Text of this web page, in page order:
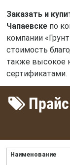
Заказать и
Чапаевскепо
компании
стоимость
также высокое
сертификатами.
Наименование